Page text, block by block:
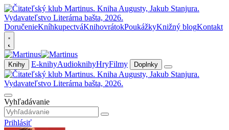
DoručenieKníhkupectváKnihovrátokPoukážkyKnižný blogKontakt
Knihy E-knihyAudioknihyHryFilmy Doplnky
Vyhľadávanie
Prihlásiť